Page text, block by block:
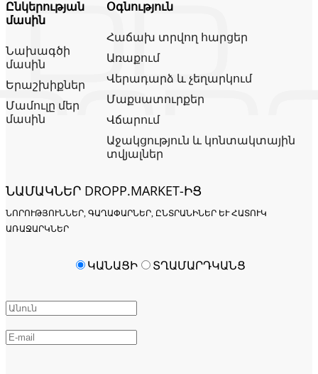
Ընկերության
մասին
Նախագծի
մասին
Երաշխիքներ
Մամուլը մեր
մասին
Օգնություն
Հաճախ տրվող հարցեր
Առաքում
Վերադարձ և չեղարկում
Մաքսատուրքեր
Վճարում
Աջակցություն և կոնտակտային
տվյալներ
ՆԱՄԱԿՆԵՐ DROPP.MARKET-ԻՑ
ՆՈՐՈՒԹՅՈՒՆՆԵՐ, ԳԱՂԱՓԱՐՆԵՐ, ԸՆՏՐԱՆԻՆԵՐ ԵՒ ՀԱՏՈՒԿ Ա
ՌԱՋԱՐԿՆԵՐ
ԿԱՆԱՑԻ ՏՂԱՄԱՐԴԿԱՆՑ